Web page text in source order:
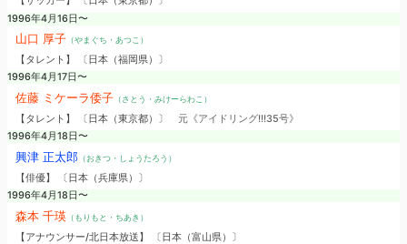
1996年4月16日〜
山口 厚子（やまぐち・あつこ）
【タレント】 〔日本（福岡県）〕
1996年4月17日〜
佐藤 ミケーラ倭子（さとう・みけーらわこ）
【タレント】 〔日本（東京都）〕 元《アイドリング!!!35号》
1996年4月18日〜
興津 正太郎（おきつ・しょうたろう）
【俳優】 〔日本（兵庫県）〕
1996年4月18日〜
森本 千瑛（もりもと・ちあき）
【アナウンサー/北日本放送】 〔日本（富山県）〕